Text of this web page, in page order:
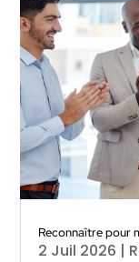
Reconnaître pour
2 Juil 2026 |